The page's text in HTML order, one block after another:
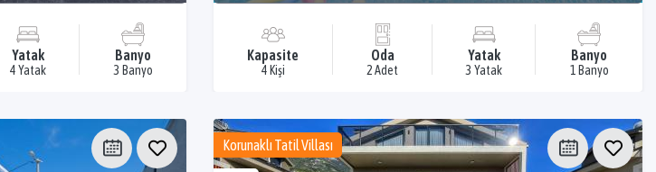
Yatak
4 Yatak
Banyo
3 Banyo
Kapasite
4 Kişi
Oda
2 Adet
Yatak
3 Yatak
Banyo
1 Banyo
Korunaklı Tatil Villası